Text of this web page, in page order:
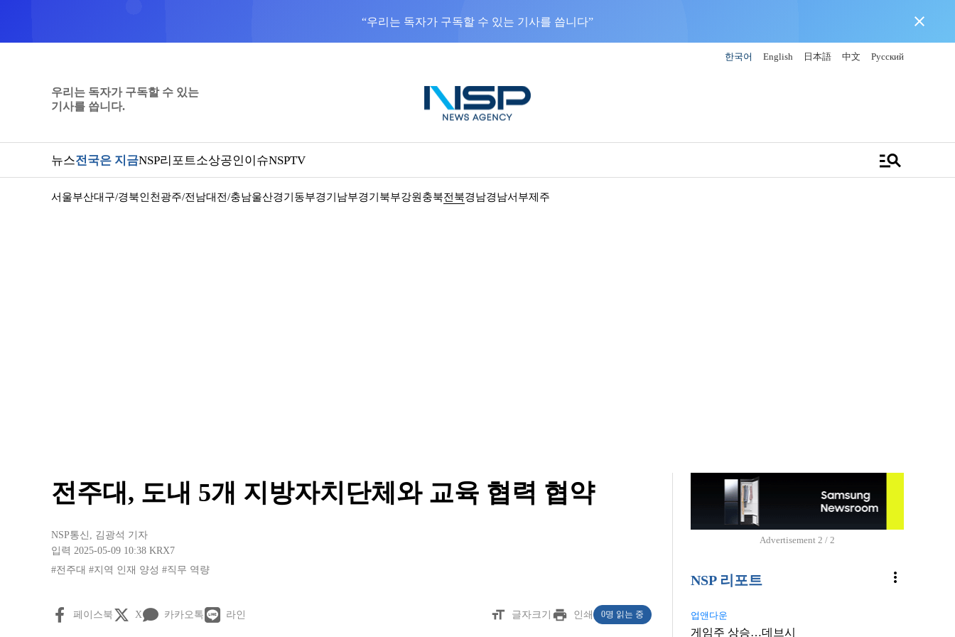
“우리는 독자가 구독할 수 있는 기사를 씁니다” close
한국어 English 日本語 中文 Русский
우리는 독자가 구독할 수 있는
기사를 씁니다.
뉴스전국은 지금NSP리포트소상공인이슈NSPTV manage_search
서울부산대구/경북인천 광주/전남대전/충남울산경기동부경기남부경기북부강원 충북전북경남경남서부제주
전주대, 도내 5개 지방자치단체와 교육 협력 협약
NSP통신 , 김광석 기자
입력 2025-05-09 10:38 KRX7
#전주대 #지역 인재 양성 #직무 역량
페이스북 X 카카오톡 라인 format_size 글자크기 print 인쇄 0명 읽는 중
Advertisement 2 / 2
NSP 리포트 more_vert
업앤다운
게임주 상승…데브시